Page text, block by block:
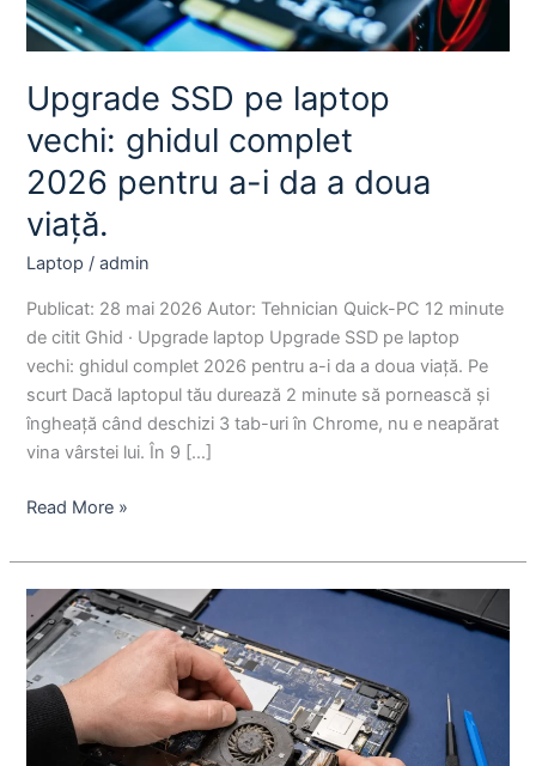
Upgrade SSD pe laptop
vechi: ghidul complet
2026 pentru a-i da a doua
viață.
Laptop /admin
Publicat: 28 mai 2026 Autor: Tehnician Quick-PC 12 minute
de citit Ghid · Upgrade laptop Upgrade SSD pe laptop
vechi: ghidul complet 2026 pentru a-i da a doua viață. Pe
scurt Dacă laptopul tău durează 2 minute să pornească și
îngheață când deschizi 3 tab-uri în Chrome, nu e neapărat
vina vârstei lui. În 9 […]
i
da
a
doua
viață.
Read More »
Laptopul
se
închide
singur?
Ghid
supraîncălzire